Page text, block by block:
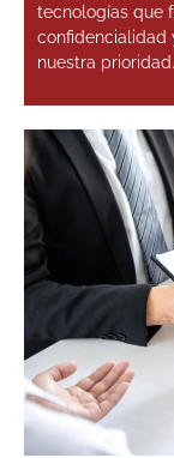
tecnologías que
confidencialidad
nuestra prioridad.